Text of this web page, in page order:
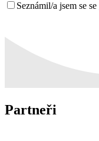
Seznámil/a jsem se se
Partneři